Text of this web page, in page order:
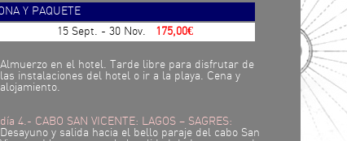
Y PAQUETE
15 Sept. - 30 Nov. 175,00€
Almuerzo en el hotel. Tarde libre para disfrutar de
las instalaciones del hotel o ir a la playa. Cena y
alojamiento.
día 4.- CABO SAN VICENTE: LAGOS – SAGRES:
Desayuno y salida hacia el bello paraje del cabo San